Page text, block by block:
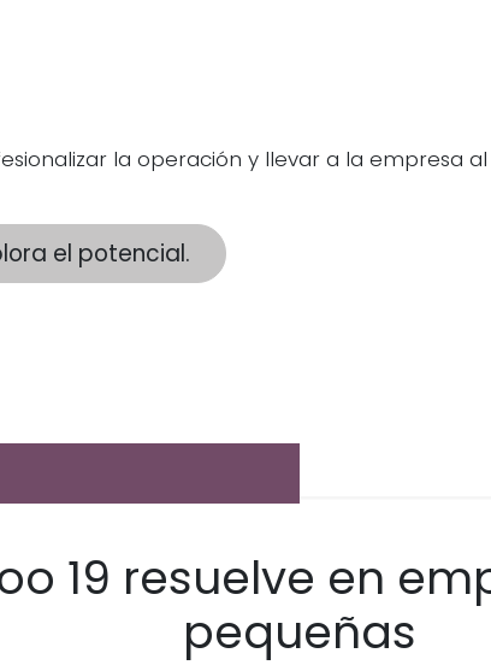
la operación y llevar a la empresa al
el potencial.
19 resuelve en
pequeñas